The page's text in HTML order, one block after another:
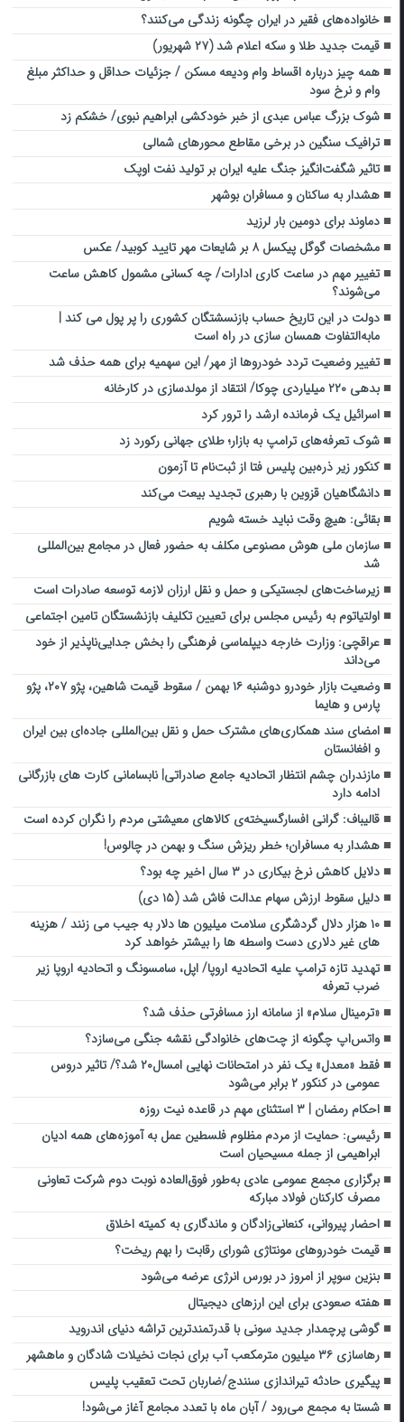
خانواده‌های فقیر در ایران چگونه زندگی می‌کنند؟
قیمت جدید طلا و سکه اعلام شد (۲۷ شهریور)
همه چیز درباره اقساط وام ودیعه مسکن / جزئیات حداقل و حداکثر مبلغ
وام و نرخ سود
شوک بزرگ عباس عبدی از خبر خودکشی ابراهیم نبوی/ خشکم زد
ترافیک سنگین در برخی مقاطع محورهای شمالی
تاثیر شگفت‌انگیز جنگ علیه ایران بر تولید نفت اوپک
هشدار به ساکنان و مسافران بوشهر
دماوند برای دومین بار لرزید
مشخصات گوگل پیکسل ۸ بر شایعات مهر تایید کوبید/ عکس
تغییر مهم در ساعت کاری ادارات/ چه کسانی مشمول کاهش ساعت
می‌شوند؟
دولت در این تاریخ حساب بازنسشتگان کشوری را پر پول می کند |
مابه‌التفاوت همسان سازی در راه است
تغییر وضعیت تردد خودروها از مهر/ این سهمیه برای همه حذف شد
بدهی ۲۲۰ میلیاردی چوکا‌/ انتقاد از مولدسازی در کارخانه
اسرائیل یک فرمانده ارشد را ترور کرد
شوک تعرفه‌های ترامپ به بازار؛ طلای جهانی رکورد زد
کنکور زیر ذره‌بین پلیس فتا از ثبت‌نام تا آزمون
دانشگاهیان قزوین با رهبری تجدید بیعت می‌کند
بقائی: هیچ وقت نباید خسته شویم
سازمان ملی هوش مصنوعی مکلف به حضور فعال در مجامع بین‌المللی
شد
زیرساخت‌های لجستیکی و حمل‌ و نقل ارزان لازمه توسعه صادرات است
اولتیاتوم به رئيس مجلس برای تعیین تكليف بازنشستگان تامين اجتماعي
عراقچی: وزارت خارجه دیپلماسی فرهنگی را بخش جدایی‌ناپذیر از خود
می‌داند
وضعیت بازار خودرو دوشنبه ۱۶ بهمن / سقوط قیمت شاهین، پژو ۲۰۷، پژو
پارس و هایما
امضای سند همکاری‌های مشترک حمل و نقل بین‌المللی جاده‌ای بین ایران
و افغانستان
مازندران چشم انتظار اتحادیه جامع صادراتی| نابسامانی کارت های بازرگانی
ادامه دارد
قالیباف: گرانی افسارگسیخته‌ی کالاهای معیشتی مردم را نگران کرده است
هشدار به مسافران؛ خطر ریزش سنگ و بهمن در چالوس!
دلایل کاهش نرخ بیکاری در ۳ سال اخیر چه بود؟
دلیل سقوط ارزش سهام عدالت فاش شد (۱۵ دی)
۱۰ هزار دلال گردشگری سلامت میلیون ها دلار به جیب می زنند / هزینه
های غیر دلاری دست واسطه ها را بیشتر خواهد کرد
تهدید تازه ترامپ علیه اتحادیه اروپا/ اپل، سامسونگ و اتحادیه اروپا زیر
ضرب تعرفه
«ترمینال سلام» از سامانه ارز مسافرتی حذف شد؟
واتس‌اپ چگونه از چت‌های خانوادگی نقشه جنگی می‌سازد؟
فقط «معدل» یک نفر در امتحانات نهایی امسال۲۰ شد؟/ تاثیر دروس
عمومی در کنکور ۲ برابر می‌شود
احکام رمضان | ۳ استثنای مهم در قاعده نیت روزه
رئیسی: حمایت از مردم مظلوم فلسطین عمل به آموزه‌های همه ادیان
ابراهیمی از جمله مسیحیان است
برگزاری مجمع عمومی عادی به‌طور فوق‌العاده نوبت دوم شرکت تعاونی
مصرف کارکنان فولاد مبارکه
احضار پیروانی، کنعانی‌زادگان و ماندگاری به کمیته اخلاق
قیمت خودروهای مونتاژی شورای رقابت را بهم ریخت؟
بنزین سوپر از امروز در بورس انرژی عرضه می‌شود
هفته‌ صعودی برای این ارزهای دیجیتال
گوشی پرچمدار جدید سونی با قدرتمندترین تراشه دنیای اندروید
رهاسازی ۳۶ میلیون مترمکعب آب برای نجات نخیلات شادگان و ماهشهر
پیگیری حادثه تیراندازی سنندج/ضاربان تحت تعقیب پلیس
شستا به مجمع می‌رود / آبان ماه با تعدد مجامع آغاز می‌شود!